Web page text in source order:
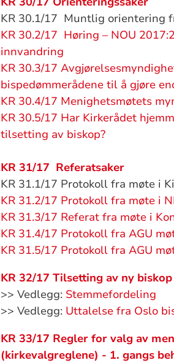
KR 30.1/17 Muntlig orientering
KR 30.2/17 Høring – NOU
innvandring
KR 30.3/17
bispedømmerådene til å gjøre
KR 30.4/17 Menighetsmøtets
KR 30.5/17 Har Kirkerådet
tilsetting av biskop?
KR 31/17 Referatsaker
KR 31.1/17 Protokoll fra møte i
KR 31.2/17 Protokoll fra møte i
KR 31.3/17 Referat fra møte i
KR 31.4/17 Protokoll fra AGU
KR 31.5/17 Protokoll fra AGU
KR 32/17 Tilsetting av ny
>> Vedlegg: Stemmefordeling
>> Vedlegg: Uttalelse fra Oslo
KR 33/17 Regler for valg av
(kirkevalgreglene) - 1. gangs